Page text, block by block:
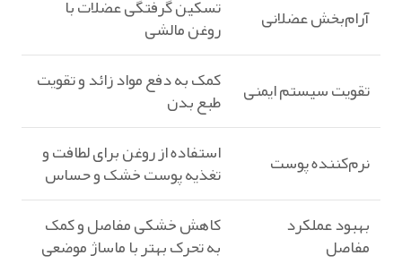
آرام‌بخش عضلانی تسکین گرفتگی عضلات با
روغن مالشی
تقویت سیستم ایمنی
کمک به دفع مواد زائد و تقویت
طبع بدن
نرم‌کننده پوست
استفاده از روغن برای لطافت و
تغذیه پوست خشک و حساس
بهبود عملکرد
مفاصل
کاهش خشکی مفاصل و کمک
به تحرک بهتر با ماساژ موضعی